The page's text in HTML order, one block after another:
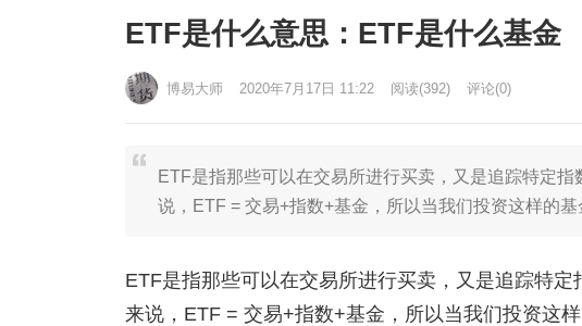
ETF是什么意思：ETF是什么基金
博易大师 2020年7月17日 11:22 阅读(392) 评论(0)
ETF是指那些可以在交易所进行买卖，又是追踪特定
说，ETF = 交易+指数+基金，所以当我们投资这样的
ETF是指那些可以在交易所进行买卖，又是追踪特
来说，ETF = 交易+指数+基金，所以当我们投资这